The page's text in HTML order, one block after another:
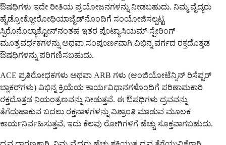
ಔಷಧಿಗಳು ಇದೇ ರೀತಿಯ ಪ್ರಯೋಜನಗಳನ್ನು ನೀಡಬಹುದು. ನಿಮ್ಮ ವೈದ್ಯರು
ಹೈಡ್ರೋಕ್ಲೋರೋಥಿಯಾಜೈಡ್‌ನೊಂದಿಗೆ ಸಂಯೋಜಿಸಲ್ಪಟ್ಟ
ಸ್ಪಿರೊನೊಲ್ಯಾಕ್ಟೋನ್‌ನಂತಹ ಇತರ ಪೊಟ್ಯಾಸಿಯಮ್-ಸ್ಪೇರಿಂಗ್
ಮೂತ್ರವರ್ಧಕಗಳನ್ನು ಅಥವಾ ಸಂಪೂರ್ಣವಾಗಿ ವಿಭಿನ್ನ ವರ್ಗದ ರಕ್ತದೊತ್ತಡ
ಔಷಧಿಗಳನ್ನು ಪರಿಗಣಿಸಬಹುದು.
ACE ಪ್ರತಿರೋಧಕಗಳು ಅಥವಾ ARB ಗಳು (ಆಂಜಿಯೋಟೆನ್ಸಿನ್ ರಿಸೆಪ್ಟರ್
ಬ್ಲಾಕರ್‌ಗಳು) ವಿಭಿನ್ನ ಕ್ರಿಯೆಯ ಕಾರ್ಯವಿಧಾನಗಳೊಂದಿಗೆ ಪರಿಣಾಮಕಾರಿ
ರಕ್ತದೊತ್ತಡ ನಿಯಂತ್ರಣವನ್ನು ನೀಡುತ್ತವೆ. ಈ ಔಷಧಿಗಳು ದ್ರವವನ್ನು
ತೆಗೆದುಹಾಕುವ ಬದಲು ರಕ್ತನಾಳಗಳನ್ನು ವಿಶ್ರಾಂತಿ ಮಾಡುವ ಮೂಲಕ
ಕಾರ್ಯನಿರ್ವಹಿಸುತ್ತವೆ, ಇದು ಕೆಲವು ರೋಗಿಗಳಿಗೆ ಹೆಚ್ಚು ಸೂಕ್ತವಾಗಬಹುದು.